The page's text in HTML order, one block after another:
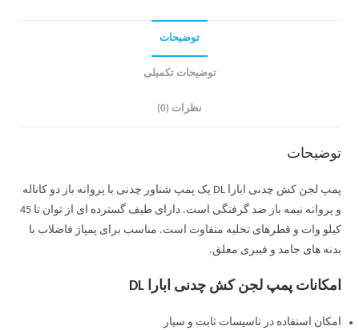
توضیحات
توضیحات تکمیلی
نظرات (0)
توضیحات
پمپ لجن کش چدنی ابارا DL یک پمپ شناور چدنی با پروانه باز دو کاناله
و پروانه نیمه باز ضد گرفتگی است. دارای طیف گسترده ای از توان تا 45
کیلو وات و قطرهای تخلیه متفاوت است. مناسب برای پمپاژ فاضلاب با
بدنه های جامد و فیبری معلق.
امکانات پمپ لجن کش چدنی ابارا DL
امکان استفاده در تاسیسات ثابت و سیار